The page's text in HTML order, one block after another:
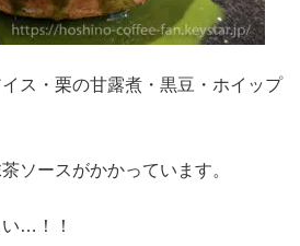
ス・栗の甘露煮・黒豆・ホイップ
ソースがかかっています。
…！！